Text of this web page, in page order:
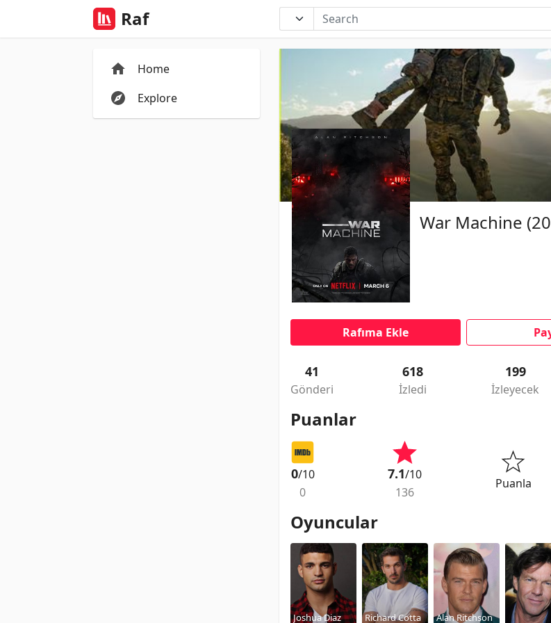
Raf
Home
Explore
War Machine
Rafıma Ekle
41
Gönderi
618
İzledi
199
İzleyecek
Puanlar
0/10
0
7.1/10
136
Puanla
Oyuncular
Joshua Diaz Richard Cotta Alan Ritchson